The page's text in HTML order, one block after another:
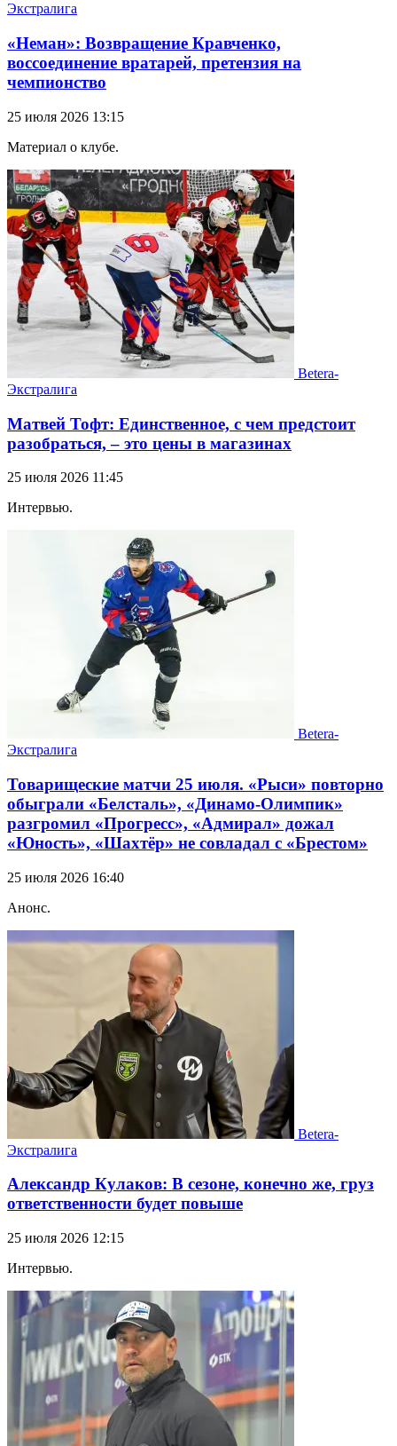
Экстралига
«Неман»: Возвращение Кравченко,
воссоединение вратарей, претензия на
чемпионство
25 июля 2026 13:15
Материал о клубе.
Betera-
Экстралига
Матвей Тофт: Единственное, с чем предстоит
разобраться, – это цены в магазинах
25 июля 2026 11:45
Интервью.
Betera-
Экстралига
Товарищеские матчи 25 июля. «Рыси» повторно
обыграли «Белсталь», «Динамо-Олимпик»
разгромил «Прогресс», «Адмирал» дожал
«Юность», «Шахтёр» не совладал с «Брестом»
25 июля 2026 16:40
Анонс.
Betera-
Экстралига
Александр Кулаков: В сезоне, конечно же, груз
ответственности будет повыше
25 июля 2026 12:15
Интервью.